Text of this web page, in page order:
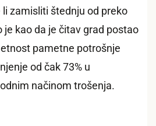
zamisliti štednju od preko
je kao da je čitav grad postao
pametne potrošnje
od čak 73% u
načinom trošenja.